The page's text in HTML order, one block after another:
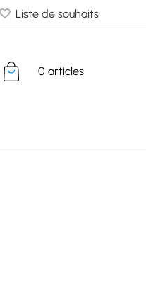
Liste de souhaits
0 articles